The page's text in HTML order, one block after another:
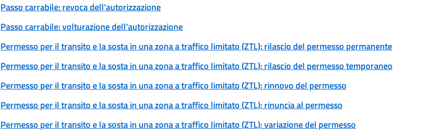
Passo carrabile: revoca dell'autorizzazione
Passo carrabile: volturazione dell'autorizzazione
Permesso per il transito e la sosta in una zona a traffico limitato (ZTL): rilascio del permesso permanente
Permesso per il transito e la sosta in una zona a traffico limitato (ZTL): rilascio del permesso temporaneo
Permesso per il transito e la sosta in una zona a traffico limitato (ZTL): rinnovo del permesso
Permesso per il transito e la sosta in una zona a traffico limitato (ZTL): rinuncia al permesso
Permesso per il transito e la sosta in una zona a traffico limitato (ZTL): variazione del permesso